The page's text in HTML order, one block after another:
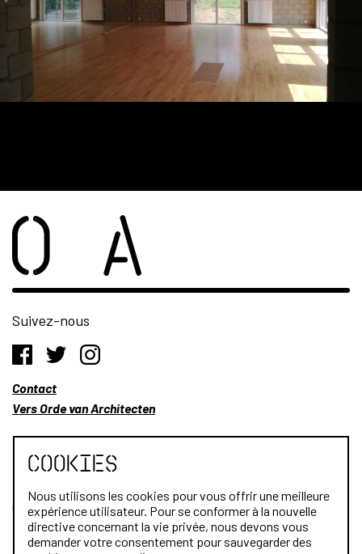
Suivez-nous
Contact
Vers Orde van Architecten
Qui sommes-nous?
Architectes
Cookies
Nous utilisons les cookies pour vous offrir une meilleure
expérience utilisateur. Pour se conformer à la nouvelle
directive concernant la vie privée, nous devons vous
demander votre consentement pour sauvegarder des